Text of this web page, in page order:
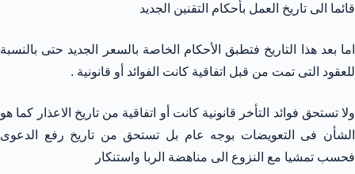
قائما الى تاريخ العمل بأحكام التقنين الجديد
اما بعد هذا التاريخ فتطبق الأحكام الخاصة بالسعر الجديد حتى بالنسبة
للعقود التى تمت من قبل اتفاقية كانت الفوائد أو قانونية .
ولا تستحق فوائد التأخر قانونية كانت أو اتفاقية من تاريخ الاعذار كما هو
الشأن فى التعويضات بوجه عام بل تستحق من تاريخ رفع الدعوى
فحسب تمشيا مع النزوع الى مناهضة الربا واستنكار